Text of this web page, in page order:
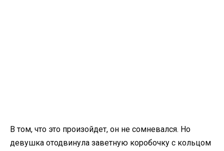
В том, что это произойдет, он не сомневался. Но
девушка отодвинула заветную коробочку с кольцом